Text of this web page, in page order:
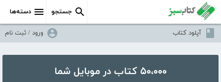
دسته‌ها جستجو
آپلود کتاب ورود / ثبت نام
۵۰،۰۰۰ کتاب در موبایل شما